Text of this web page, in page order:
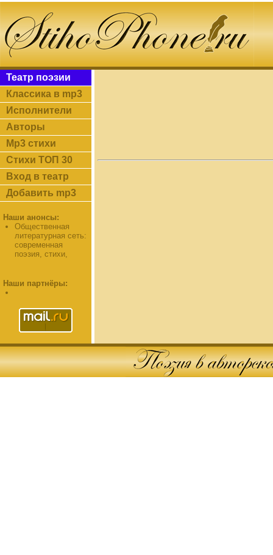
Театр поэзии
Классика в mp3
Исполнители
Авторы
Mp3 стихи
Стихи ТОП 30
Вход в театр
Добавить mp3
Наши анонсы:
Общественная
литературная сеть:
современная
поэзия, стихи,
Наши партнёры: